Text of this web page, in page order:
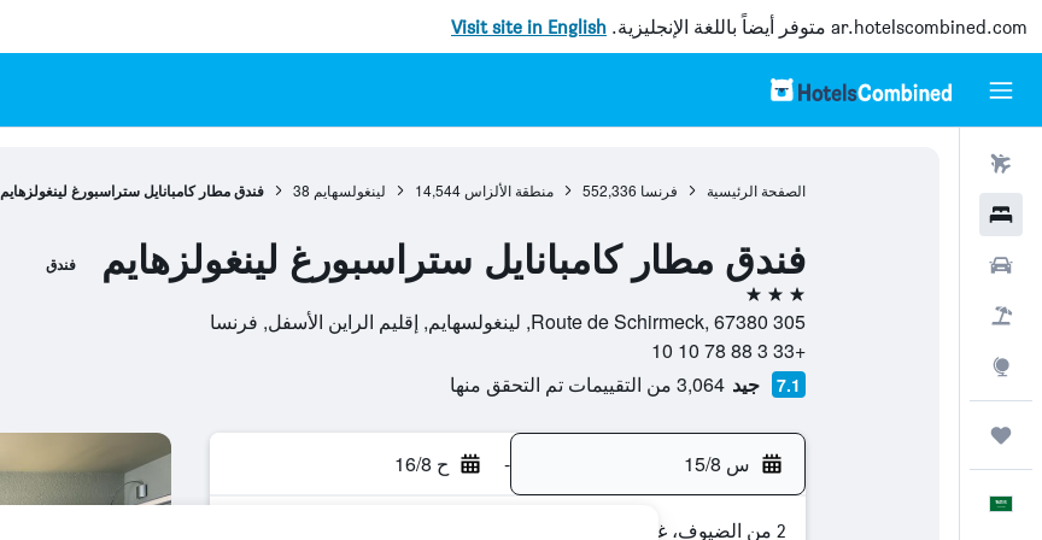
ar.hotelscombined.com متوفر أيضاً باللغة الإنجليزية. Visit site in English
الصفحة الرئيسية فرنسا 552,336 منطقة الألزاس 14,544 لينغولسهايم 38 فندق مطار كامبانايل ستراسبورغ لينغولزهايم
فندق مطار كامبانايل ستراسبورغ لينغولزهايم فندق
3 نجوم
305 Route de Schirmeck, 67380, لينغولسهايم, إقليم الراين الأسفل, فرنسا
+33 3 88 78 10 10
7.1 جيد 3,064 من التقييمات تم التحقق منها
س 15/8 - ح 16/8
2 من الضيوف، غرفة واحدة